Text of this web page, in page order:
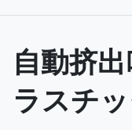
自動挤
ラスチ